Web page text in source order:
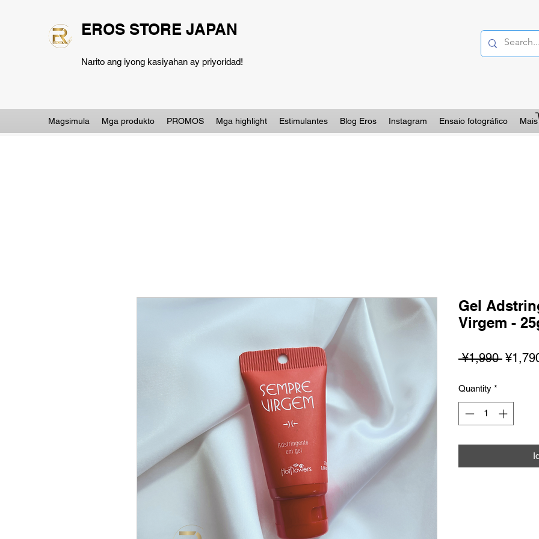
EROS STORE JAPAN
Narito ang iyong kasiyahan ay priyoridad!
Magsimula Mga produkto PROMOS Mga highlight Estimulantes Blog Eros Instagram Ensaio fotográfico Mais
Gel
Virgem -
¥1,990
Quantity *